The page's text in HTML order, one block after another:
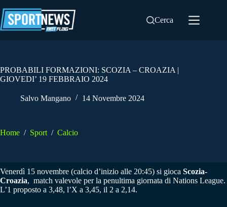
al
contenuto
Cerca
PROBABILI FORMAZIONI: SCOZIA – CROAZIA |
GIOVEDI’ 19 FEBBRAIO 2024
Salvo Mangano 14 Novembre 2024
Home / Sport / Calcio
Venerdì 15 novembre (calcio d’inizio alle 20:45) si gioca Scozia-
Croazia, match valevole per la penultima giornata di Nations League.
L’1 proposto a 3,48, l’X a 3,45, il 2 a 2,14.